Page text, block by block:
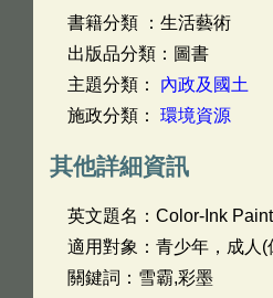
書籍分類 ：生活藝術
出版品分類：圖書
主題分類： 內政及國土
施政分類： 環境資源
其他詳細資訊
英文題名： Color-Ink
適用對象：青少年，成人(
關鍵詞：雪霸,彩墨